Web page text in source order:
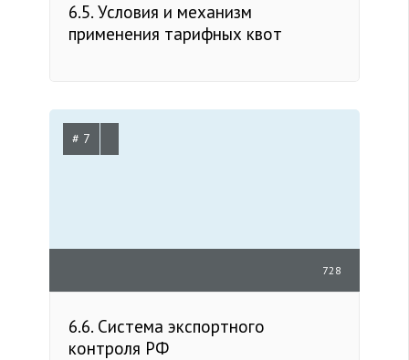
6.5. Условия и механизм
применения тарифных квот
# 7
728
6.6. Система экспортного
контроля РФ